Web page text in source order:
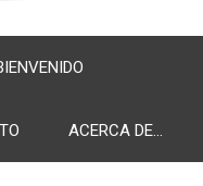
ACERCA DE...